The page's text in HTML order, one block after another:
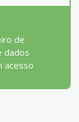
de
dados
acesso